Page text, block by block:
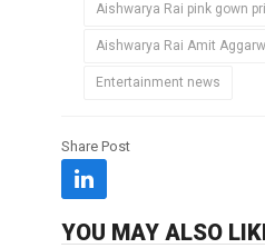
Aishwarya Rai pink gown
Aishwarya Rai Amit
Entertainment news
Share Post
YOU MAY ALSO